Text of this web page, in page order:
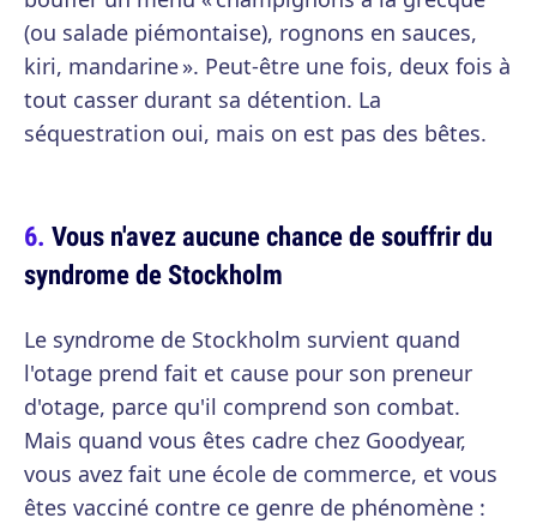
(ou salade piémontaise), rognons en sauces,
kiri, mandarine ». Peut-être une fois, deux fois à
tout casser durant sa détention. La
séquestration oui, mais on est pas des bêtes.
Vous n'avez aucune chance de souffrir du
syndrome de Stockholm
Le syndrome de Stockholm survient quand
l'otage prend fait et cause pour son preneur
d'otage, parce qu'il comprend son combat.
Mais quand vous êtes cadre chez Goodyear,
vous avez fait une école de commerce, et vous
êtes vacciné contre ce genre de phénomène :